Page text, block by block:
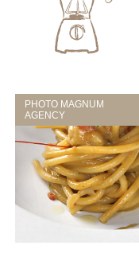
PHOTO MAGNUM
AGENCY